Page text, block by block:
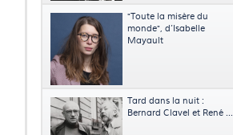
"Toute la misère du
monde", d’Isabelle
Mayault
Tard dans la nuit :
Bernard Clavel et René ...